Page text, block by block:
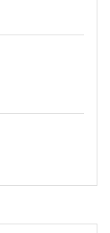
管切開術